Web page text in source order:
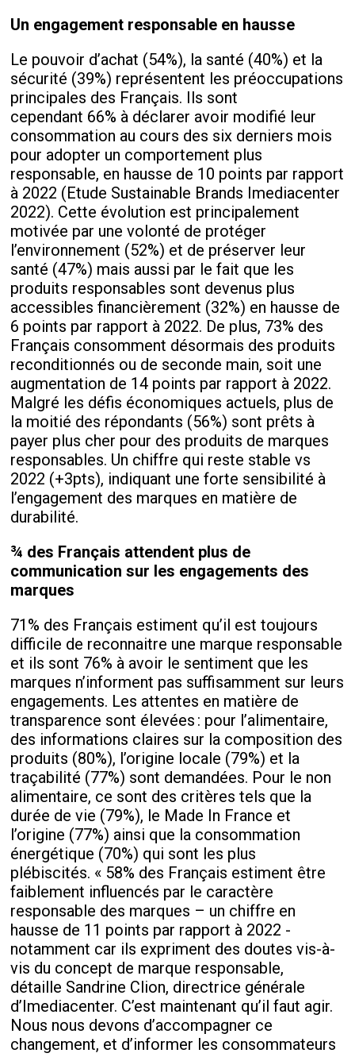
Un engagement responsable en hausse
Le pouvoir d’achat (54%), la santé (40%) et la
sécurité (39%) représentent les préoccupations
principales des Français. Ils sont
cependant 66% à déclarer avoir modifié leur
consommation au cours des six derniers mois
pour adopter un comportement plus
responsable, en hausse de 10 points par rapport
à 2022 (Etude Sustainable Brands Imediacenter
2022). Cette évolution est principalement
motivée par une volonté de protéger
l’environnement (52%) et de préserver leur
santé (47%) mais aussi par le fait que les
produits responsables sont devenus plus
accessibles financièrement (32%) en hausse de
6 points par rapport à 2022. De plus, 73% des
Français consomment désormais des produits
reconditionnés ou de seconde main, soit une
augmentation de 14 points par rapport à 2022.
Malgré les défis économiques actuels, plus de
la moitié des répondants (56%) sont prêts à
payer plus cher pour des produits de marques
responsables. Un chiffre qui reste stable vs
2022 (+3pts), indiquant une forte sensibilité à
l’engagement des marques en matière de
durabilité.
¾ des Français attendent plus de
communication sur les engagements des
marques
71% des Français estiment qu’il est toujours
difficile de reconnaitre une marque responsable
et ils sont 76% à avoir le sentiment que les
marques n’informent pas suffisamment sur leurs
engagements. Les attentes en matière de
transparence sont élevées : pour l’alimentaire,
des informations claires sur la composition des
produits (80%), l’origine locale (79%) et la
traçabilité (77%) sont demandées. Pour le non
alimentaire, ce sont des critères tels que la
durée de vie (79%), le Made In France et
l’origine (77%) ainsi que la consommation
énergétique (70%) qui sont les plus
plébiscités. « 58% des Français estiment être
faiblement influencés par le caractère
responsable des marques – un chiffre en
hausse de 11 points par rapport à 2022 -
notamment car ils expriment des doutes vis-à-
vis du concept de marque responsable,
détaille Sandrine Clion, directrice générale
d’Imediacenter. C’est maintenant qu’il faut agir.
Nous nous devons d’accompagner ce
changement, et d’informer les consommateurs